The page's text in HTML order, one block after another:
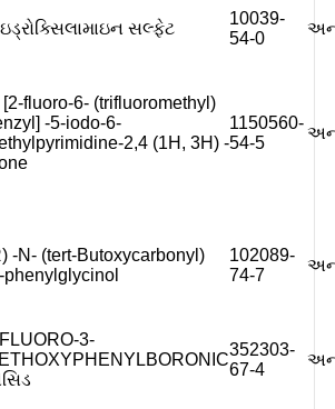
સલ્ફેટ
10039-
54-0
[2-fluoro-6- (trifluoromethyl)
-5-iodo-6-
2,4 (1H, 3H) -
1150560-
54-5
-N- (tert-Butoxycarbonyl)
phenylglycinol
102089-
74-7
3-
352303-
67-4